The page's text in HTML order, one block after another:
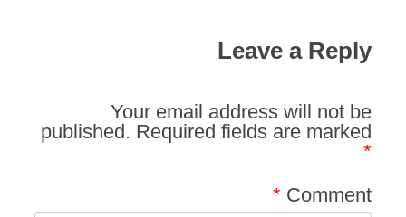
Leave a Reply
Your email address will not be
published. Required fields are marked
*
Comment
*